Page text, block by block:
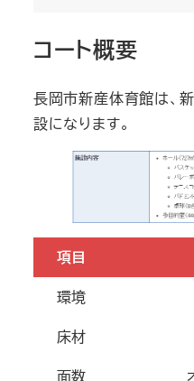
コート概要
長岡市新産体育館は、
設になります。
項目
環境
床材
面数